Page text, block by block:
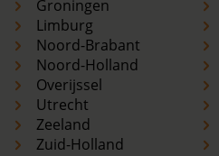
Groningen
Limburg
Noord-Brabant
Noord-Holland
Overijssel
Utrecht
Zeeland
Zuid-Holland